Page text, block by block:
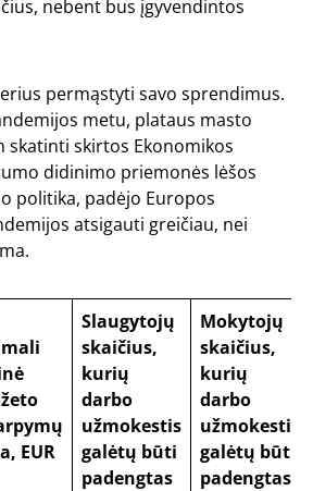
nebent bus įgyvendintos
permąstyti savo sprendimus.
metu, plataus masto
skatinti skirtos Ekonomikos
didinimo priemonės lėšos
politika, padėjo Europos
atsigauti greičiau, nei
EUR
Slaugytojų
skaičius,
kurių
darbo
užmokestis
galėtų būti
padengtas
Mokytojų
skaičius,
kurių
darbo
užmokestis
galėtų būti
padengtas